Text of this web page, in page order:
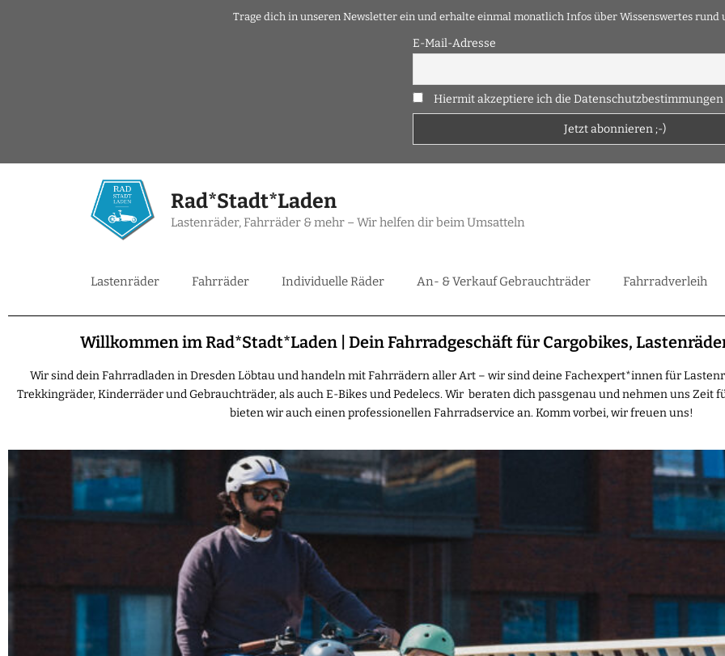
Trage dich in unseren Newsletter ein und erhalte einmal monatlich Infos über Wissenswertes rund
E-Mail-Adresse
Hiermit akzeptiere ich die Datenschutzbestimmungen
Rad*Stadt*Laden
Lastenräder, Fahrräder & mehr – Wir helfen dir beim Umsatteln
Lastenräder Fahrräder Individuelle Räder An- & Verkauf Gebrauchträder Fahrradverleih
Willkommen im Rad*Stadt*Laden | Dein Fahrradgeschäft für Cargobikes,
Wir sind dein Fahrradladen in Dresden Löbtau und handeln mit Fahrrädern aller Art – wir sind deine Fachexpert*innen für
Trekkingräder, Kinderräder und Gebrauchträder, als auch E-Bikes und Pedelecs. Wir beraten dich passgenau und nehmen uns Zeit
bieten wir auch einen professionellen Fahrradservice an. Komm vorbei, wir freuen uns!